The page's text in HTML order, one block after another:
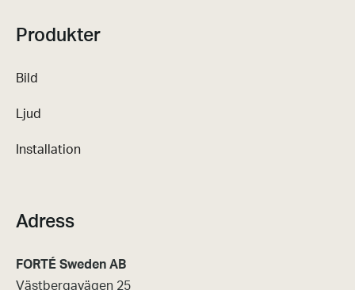
Produkter
Bild
Ljud
Installation
Adress
FORTÉ Sweden AB
Västbergavägen 25